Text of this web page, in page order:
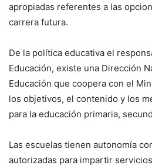
apropiadas referentes a las
carrera futura.
De la política educativa el
Educación, existe una Dirección
Educación que coopera con el
los objetivos, el contenido y los
para la educación primaria,
Las escuelas tienen autonomía
autorizadas para impartir